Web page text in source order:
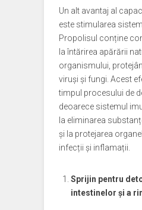
Un alt avantaj al
este stimularea
Propolisul conține
la întărirea apărării
organismului,
viruși și fungi. Acest
timpul procesului de
deoarece sistemul
la eliminarea
și la protejarea
infecții și inflamații.
Sprijin pentru
intestinelor și a